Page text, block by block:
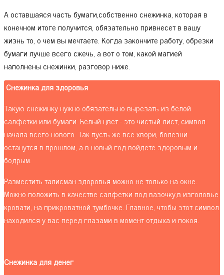
А оставшаяся часть бумаги,собственно снежинка, которая в
конечном итоге получится, обязательно привнесет в вашу
жизнь то, о чем вы мечтаете. Когда закончите работу, обрезки
бумаги лучше всего сжечь, а вот о том, какой магией
наполнены снежинки, разговор ниже.
Снежинка для здоровья
Такую снежинку нужно обязательно вырезать из белой
салфетки или бумаги. Белый цвет - это чистый лист, символ
начала всего нового. Так пусть же все хвори, болезни
останутся в прошлом, а в новый год войдете здоровым и
бодрым.
Разместить талисман здоровья можно не только на окне.
Можно положить в качестве салфетки под вазочку,в изголовье
кровати, на прикроватной тумбочке. Главное, чтобы этот символ
находился у вас перед глазами в момент отдыха и покоя.
Снежинка для денег